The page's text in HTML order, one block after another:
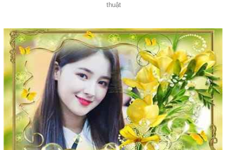
thuật